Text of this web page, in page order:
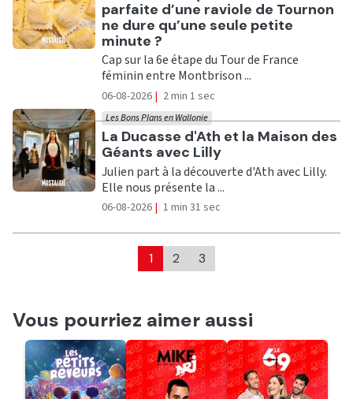
parfaite d’une raviole de Tournon
ne dure qu’une seule petite
minute ?
Cap sur la 6e étape du Tour de France
féminin entre Montbrison ...
06-08-2026 | 2 min 1 sec
Ecouter
La Ducasse d'Ath et la Maison des
Géants avec Lilly
Les Bons Plans en Wallonie
Julien part à la découverte d'Ath avec Lilly.
Elle nous présente la ...
06-08-2026 | 1 min 31 sec
1 2 3
Vous pourriez aimer aussi